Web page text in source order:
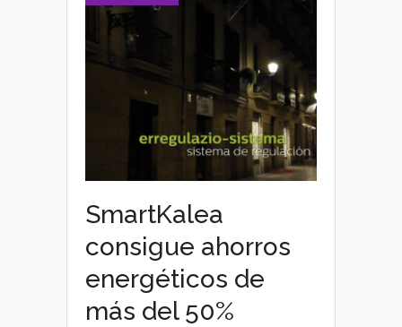
SmartKalea
consigue ahorros
energéticos de
más del 50%